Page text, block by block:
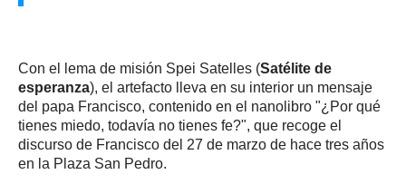
Con el lema de misión Spei Satelles (Satélite de
esperanza), el artefacto lleva en su interior un mensaje
del papa Francisco, contenido en el nanolibro "¿Por qué
tienes miedo, todavía no tienes fe?", que recoge el
discurso de Francisco del 27 de marzo de hace tres años
en la Plaza San Pedro.